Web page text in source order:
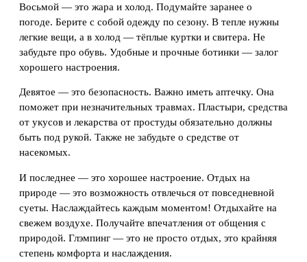
Восьмой — это жара и холод. Подумайте заранее о
погоде. Берите с собой одежду по сезону. В тепле нужны
легкие вещи, а в холод — тёплые куртки и свитера. Не
забудьте про обувь. Удобные и прочные ботинки — залог
хорошего настроения.
Девятое — это безопасность. Важно иметь аптечку. Она
поможет при незначительных травмах. Пластыри, средства
от укусов и лекарства от простуды обязательно должны
быть под рукой. Также не забудьте о средстве от
насекомых.
И последнее — это хорошее настроение. Отдых на
природе — это возможность отвлечься от повседневной
суеты. Наслаждайтесь каждым моментом! Отдыхайте на
свежем воздухе. Получайте впечатления от общения с
природой. Глэмпинг — это не просто отдых, это крайняя
степень комфорта и наслаждения.